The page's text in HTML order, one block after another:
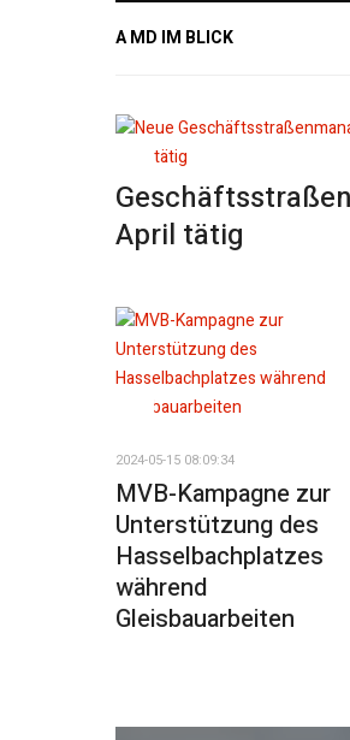
A MD IM BLICK
April tätig
2024-05-15 08:09:34
MVB-Kampagne zur
Unterstützung des
Hasselbachplatzes
während
Gleisbauarbeiten